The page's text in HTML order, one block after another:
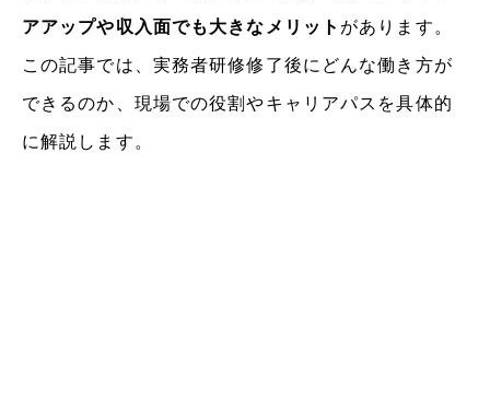
アアップや収入面でも大きなメリット があります。
この記事では、実務者研修修了後にどんな働き方が
できるのか、現場での役割やキャリアパスを具体的
に解説します。